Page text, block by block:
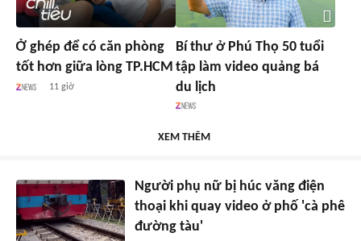
Ở ghép để có căn phòng
tốt hơn giữa lòng TP.HCM
11 giờ
Bí thư ở Phú Thọ 50 tuổi
tập làm video quảng bá
du lịch
XEM THÊM
Người phụ nữ bị húc văng điện
thoại khi quay video ở phố 'cà phê
đường tàu'